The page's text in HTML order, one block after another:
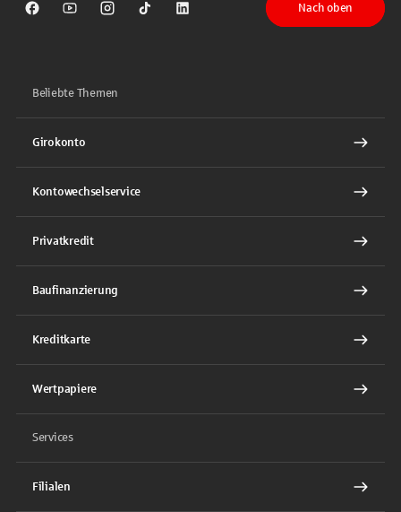
Sparkasse auf Facebook
Sparkasse auf Youtube
Sparkasse auf Instagram
Sparkasse auf TikTok
Sparkasse auf LinkedIn
Nach oben
Beliebte Themen
Girokonto
Kontowechselservice
Privatkredit
Baufinanzierung
Kreditkarte
Wertpapiere
Services
Filialen